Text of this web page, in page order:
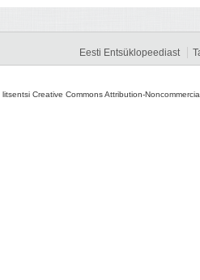
Eesti Entsüklopeediast
Creative Commons Attribution-